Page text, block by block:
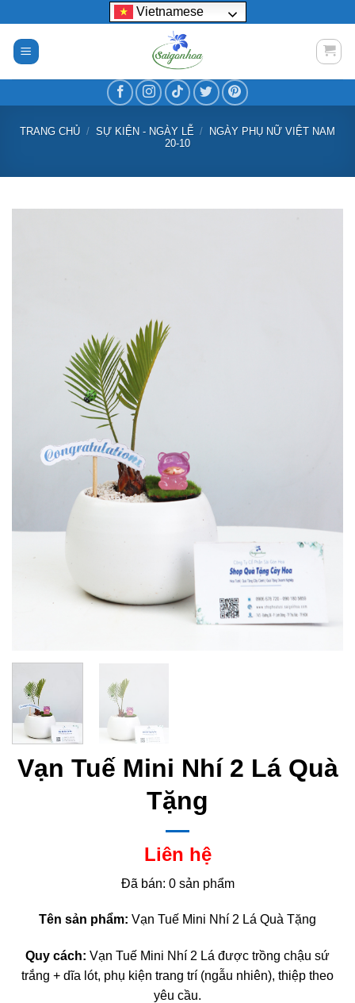
nội
dung
Vietnamese
TRANG CHỦ / SỰ KIỆN - NGÀY LỄ /
NGÀY PHỤ NỮ VIỆT NAM
20-10
Vạn Tuế Mini Nhí 2 Lá Quà
Tặng
Liên hệ
Đã bán: 0 sản phẩm
Tên sản phẩm: Vạn Tuế Mini Nhí 2 Lá Quà Tặng
Quy cách: Vạn Tuế Mini Nhí 2 Lá được trồng chậu sứ
trắng + dĩa lót, phụ kiện trang trí (ngẫu nhiên), thiệp theo
yêu cầu.